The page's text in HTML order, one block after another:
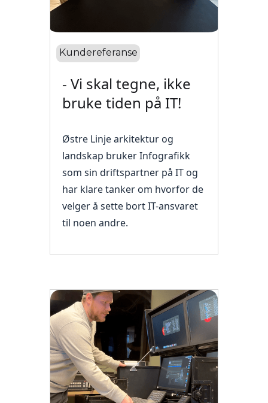
Kundereferanse
- Vi skal tegne, ikke
bruke tiden på IT!
Østre Linje arkitektur og
landskap bruker Infografikk
som sin driftspartner på IT og
har klare tanker om hvorfor de
velger å sette bort IT-ansvaret
til noen andre.